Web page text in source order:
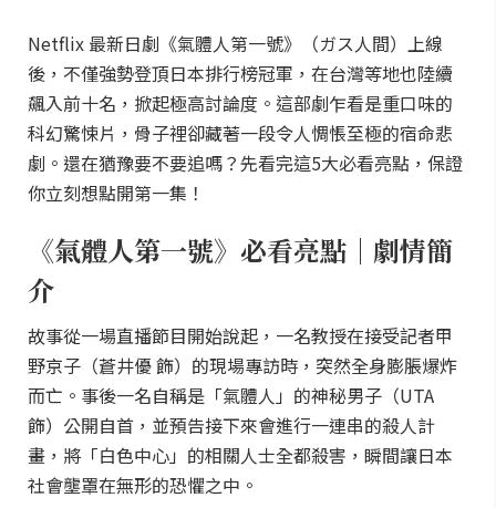
Netflix 最新日劇《氣體人第一號》（ガス人間）上線
後，不僅強勢登頂日本排行榜冠軍，在台灣等地也陸續
飆入前十名，掀起極高討論度。這部劇乍看是重口味的
科幻驚悚片，骨子裡卻藏著一段令人惆悵至極的宿命悲
劇。還在猶豫要不要追嗎？先看完這5大必看亮點，保證
你立刻想點開第一集！
《氣體人第一號》必看亮點｜劇情簡
介
故事從一場直播節目開始說起，一名教授在接受記者甲
野京子（蒼井優 飾）的現場專訪時，突然全身膨脹爆炸
而亡。事後一名自稱是「氣體人」的神秘男子（UTA
飾）公開自首，並預告接下來會進行一連串的殺人計
畫，將「白色中心」的相關人士全都殺害，瞬間讓日本
社會壟罩在無形的恐懼之中。